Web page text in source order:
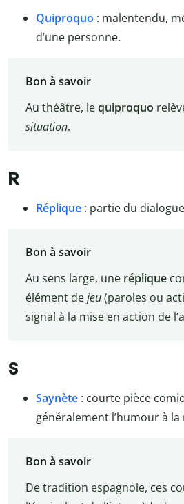
Quiproquo : malentendu,
d’une personne.
Bon à savoir
Au théâtre, lequiproquo
situation.
R
Réplique : partie du
Bon à savoir
Au sens large, une réplique
élément dejeu(paroles ou
signal à la mise en action de
S
Saynète : courte pièce
généralement l’humour à la
Bon à savoir
De tradition espagnole, ces